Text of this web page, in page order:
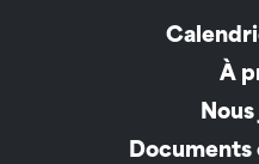
À
Documents